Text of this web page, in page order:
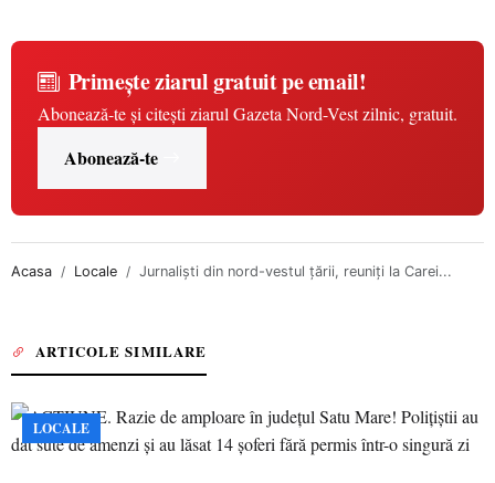
Primește ziarul gratuit pe email!
Abonează-te și citești ziarul Gazeta Nord-Vest zilnic, gratuit.
Abonează-te
Acasa Locale Jurnaliști din nord-vestul țării, reuniți la Carei...
ARTICOLE SIMILARE
LOCALE